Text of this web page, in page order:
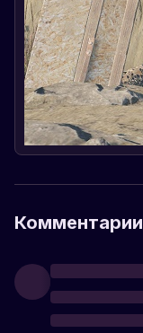
Комментарии